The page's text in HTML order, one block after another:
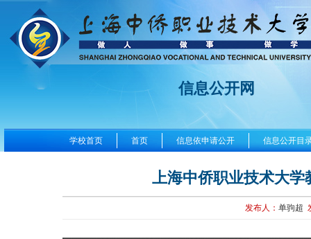
信息公开网
学校首页 首页 信息依申请公开 信息公开目
上海中侨职业技术大
发布人： 单驹超